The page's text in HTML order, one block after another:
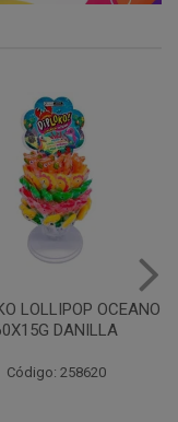
LOLLIPOP OCEANO
DANILLA
Código: 258620